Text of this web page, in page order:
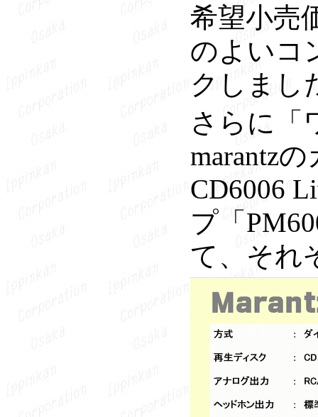
希望小売
のよいコ
クしまし
さらに「
marantz
CD6006
プ「
て、それ